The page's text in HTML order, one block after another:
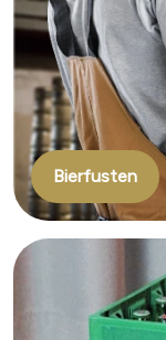
Bierfusten